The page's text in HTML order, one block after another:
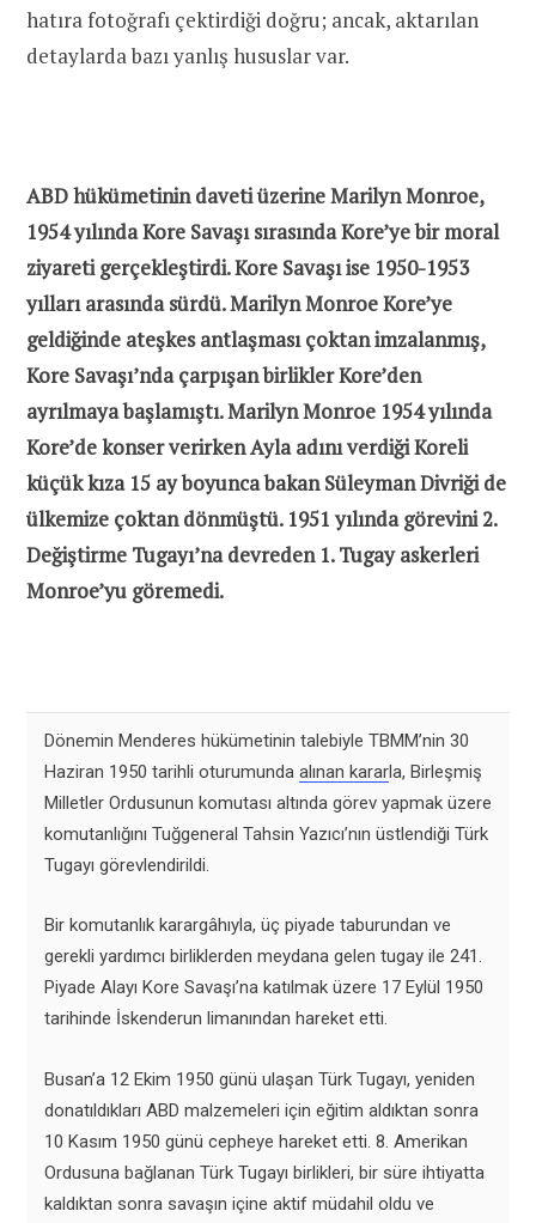
hatıra fotoğrafı çektirdiği doğru; ancak, aktarılan
detaylarda bazı yanlış hususlar var.
ABD hükümetinin daveti üzerine Marilyn Monroe,
1954 yılında Kore Savaşı sırasında Kore’ye bir moral
ziyareti gerçekleştirdi. Kore Savaşı ise 1950-1953
yılları arasında sürdü. Marilyn Monroe Kore’ye
geldiğinde ateşkes antlaşması çoktan imzalanmış,
Kore Savaşı’nda çarpışan birlikler Kore’den
ayrılmaya başlamıştı.Marilyn Monroe 1954 yılında
Kore’de konser verirken Ayla adını verdiği Koreli
küçük kıza 15 ay boyunca bakan Süleyman Divriği de
ülkemize çoktan dönmüştü. 1951 yılında görevini 2.
Değiştirme Tugayı’na devreden 1. Tugay askerleri
Monroe’yu göremedi.
Dönemin Menderes hükümetinin talebiyle TBMM’nin 30
Haziran 1950 tarihli oturumunda alınan kararla, Birleşmiş
Milletler Ordusunun komutası altında görev yapmak üzere
komutanlığını Tuğgeneral Tahsin Yazıcı’nın üstlendiği Türk
Tugayı görevlendirildi.
Bir komutanlık karargâhıyla, üç piyade taburundan ve
gerekli yardımcı birliklerden meydana gelen tugay ile 241.
Piyade Alayı Kore Savaşı’na katılmak üzere 17 Eylül 1950
tarihinde İskenderun limanından hareket etti.
Busan’a 12 Ekim 1950 günü ulaşan Türk Tugayı, yeniden
donatıldıkları ABD malzemeleri için eğitim aldıktan sonra
10 Kasım 1950 günü cepheye hareket etti. 8. Amerikan
Ordusuna bağlanan Türk Tugayı birlikleri, bir süre ihtiyatta
kaldıktan sonra savaşın içine aktif müdahil oldu ve